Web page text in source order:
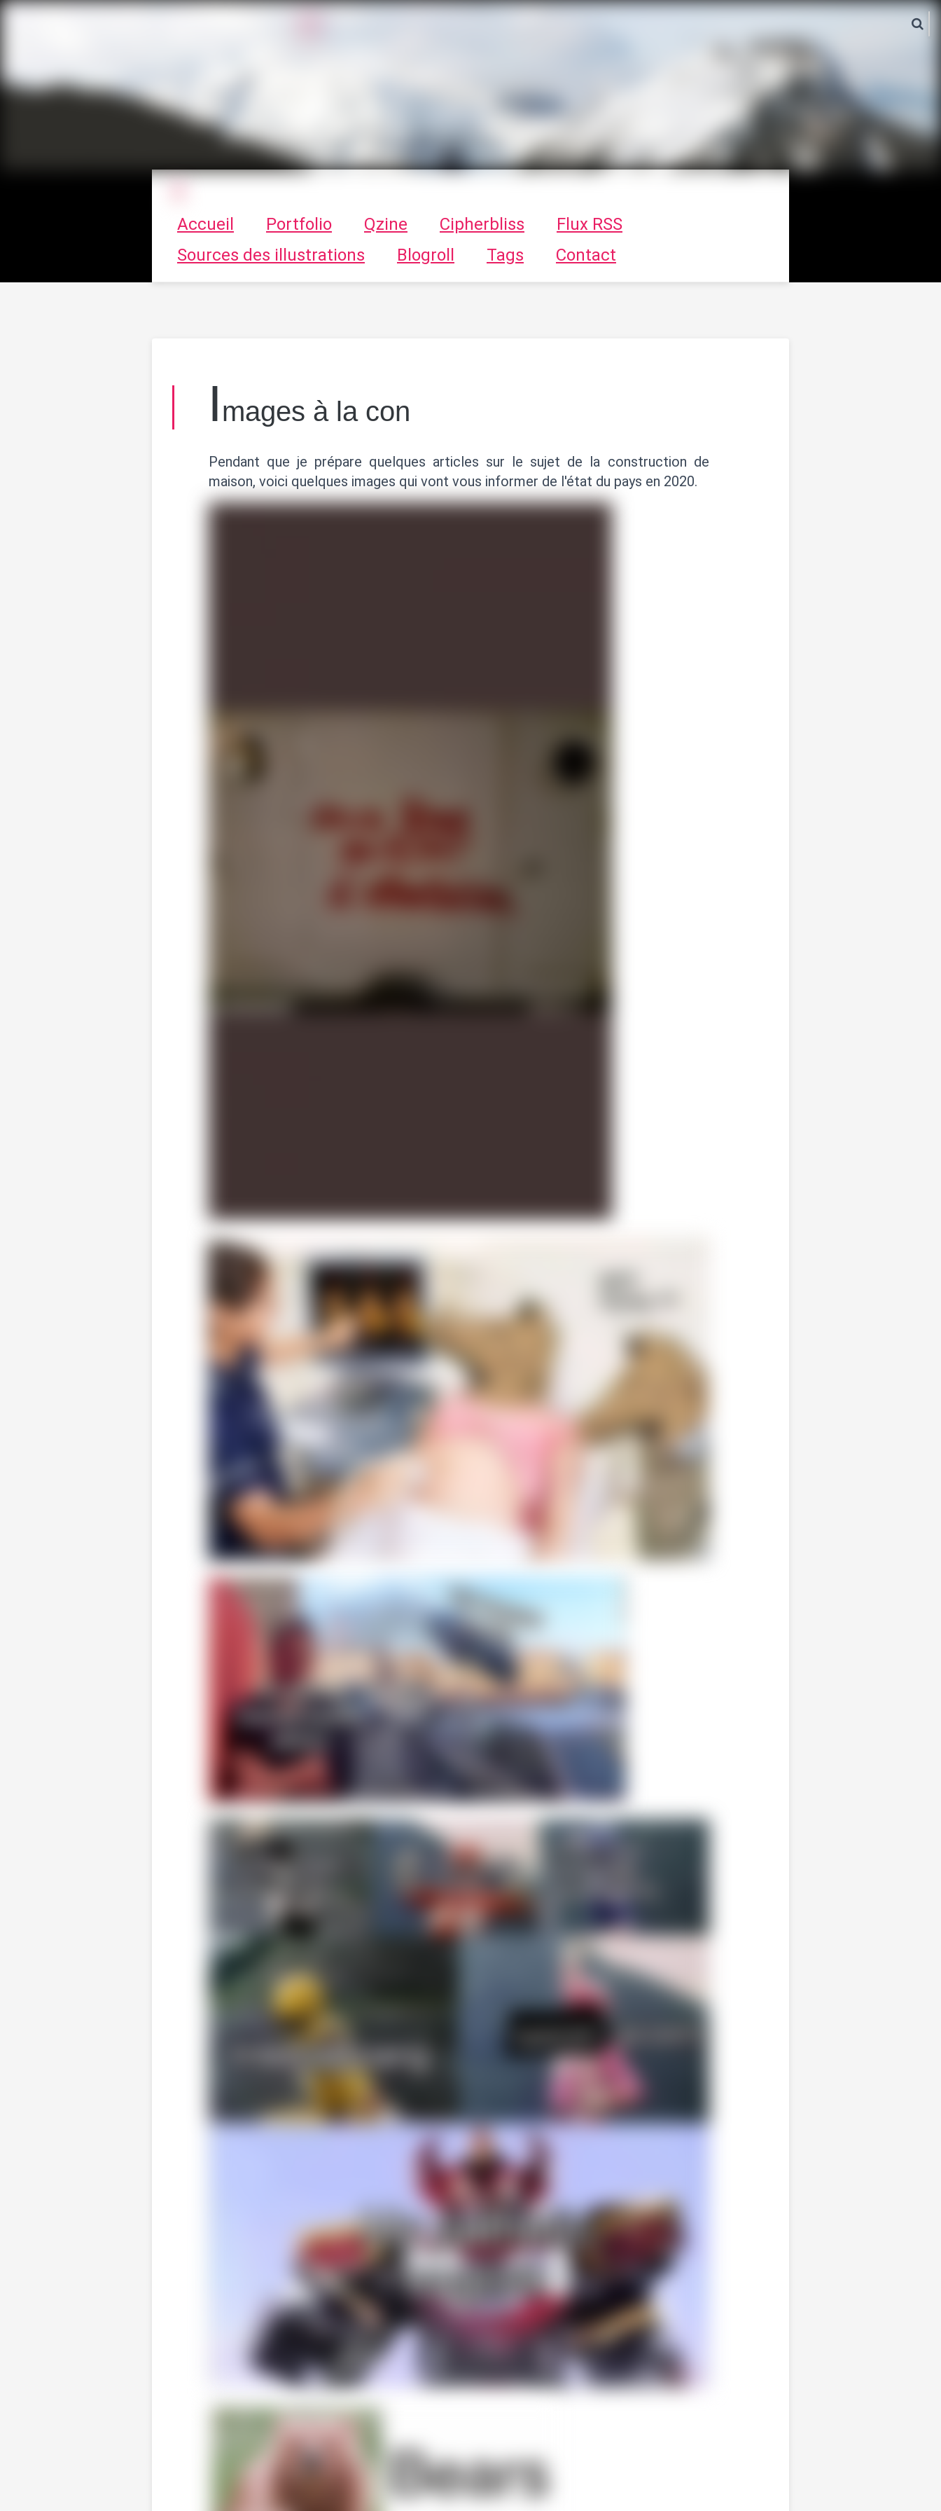
Tykayn Blog
Le vortex à chats - Illustrations, trucs en tout genre par Tykayn
Accueil Portfolio Qzine Cipherbliss
Flux RSS
Sources des illustrations
Blogroll Tags Contact
Images à la con
Pendant que je prépare quelques articles sur le sujet de la construction de
maison, voici quelques images qui vont vous informer de l'état du pays en 2020.